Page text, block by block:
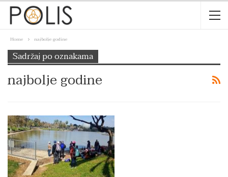
Home najbolje godine
Sadržaj po oznakama
najbolje godine